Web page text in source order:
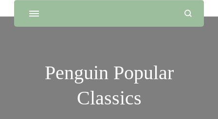
Penguin Popular
Classics